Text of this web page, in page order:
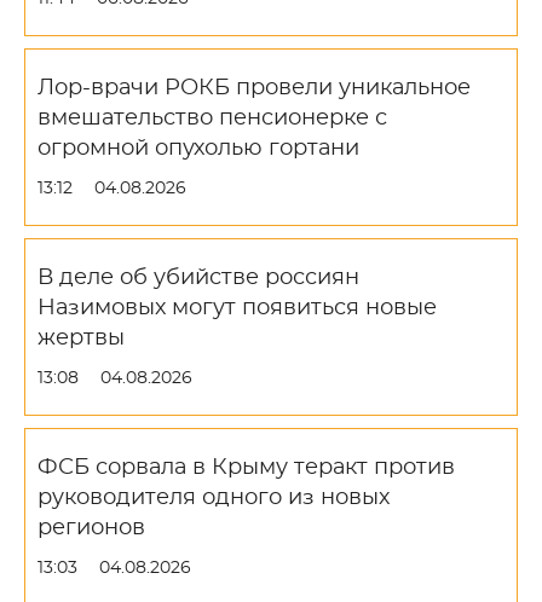
Лор-врачи РОКБ провели уникальное
вмешательство пенсионерке с
огромной опухолью гортани
13:12 04.08.2026
В деле об убийстве россиян
Назимовых могут появиться новые
жертвы
13:08 04.08.2026
ФСБ сорвала в Крыму теракт против
руководителя одного из новых
регионов
13:03 04.08.2026